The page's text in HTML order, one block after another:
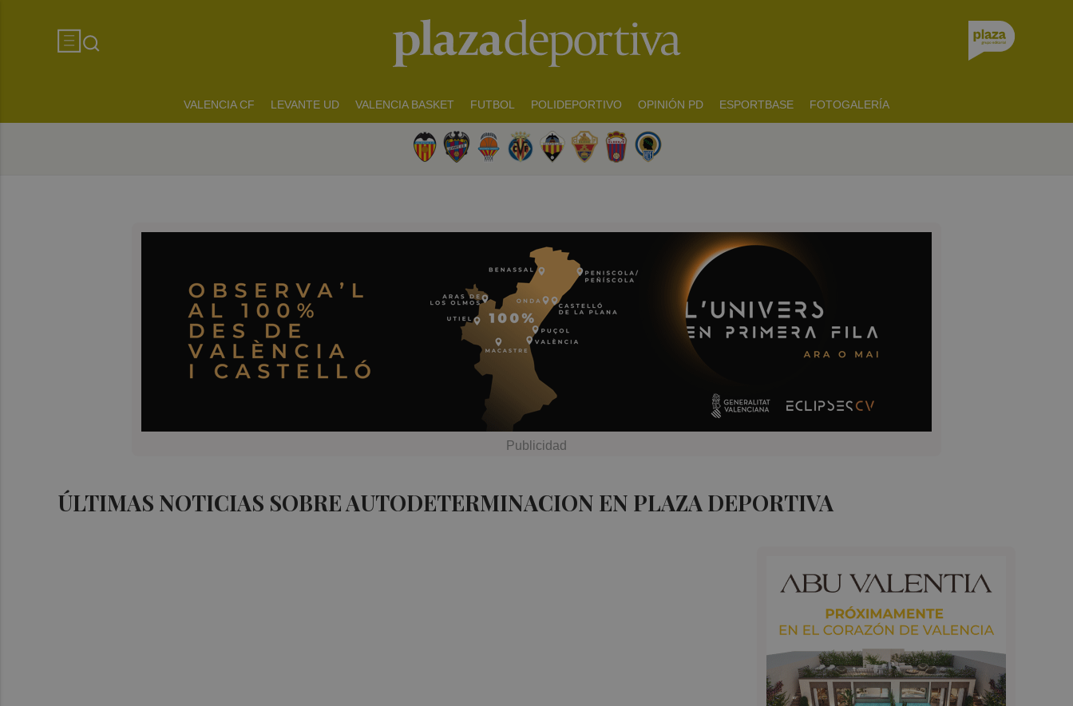
VALENCIA CF LEVANTE UD VALENCIA BASKET FUTBOL POLIDEPORTIVO OPINIÓN PD ESPORTBASE FOTOGALERÍA
ÚLTIMAS NOTICIAS SOBRE AUTODETERMINACION EN PLAZA DEPORTIVA